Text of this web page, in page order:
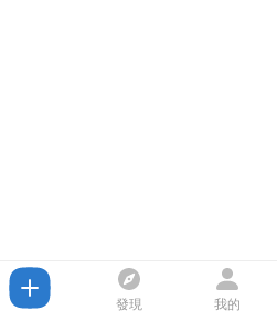
發現 我的